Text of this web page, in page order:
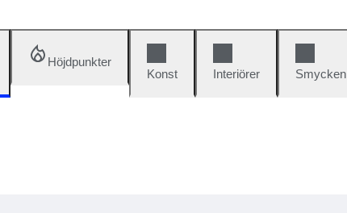
Höjdpunkter
Konst
Interiörer Smycken